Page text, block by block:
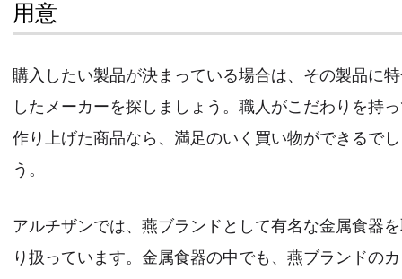
用意
購入したい製品が決まっている場合は、その製品に
したメーカーを探しましょう。職人がこだわりを持
作り上げた商品なら、満足のいく買い物ができるで
う。
アルチザンでは、燕ブランドとして有名な金属食器
り扱っています。金属食器の中でも、燕ブランドの